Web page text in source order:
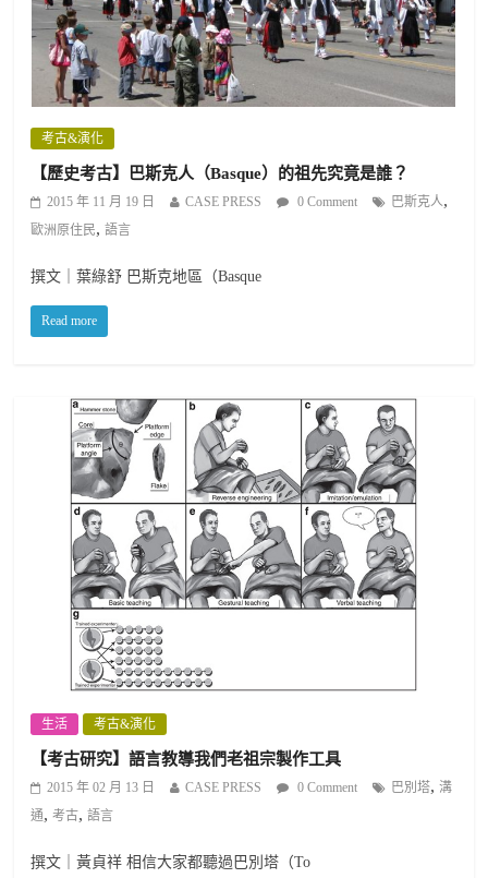
考古&演化
【歷史考古】巴斯克人（Basque）的祖先究竟是誰？
2015 年 11 月 19 日 CASE PRESS 0 Comment 巴斯克人,
歐洲原住民,語言
撰文｜葉綠舒 巴斯克地區（Basque
Read more
生活 考古&演化
【考古研究】語言教導我們老祖宗製作工具
2015 年 02 月 13 日 CASE PRESS 0 Comment 巴別塔,溝
通,考古,語言
撰文｜黃貞祥 相信大家都聽過巴別塔（To